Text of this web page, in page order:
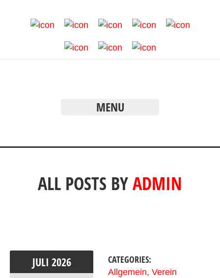
MENU
ALL POSTS BYADMIN
JULI 2026 CATEGORIES:
Allgemein, Verein